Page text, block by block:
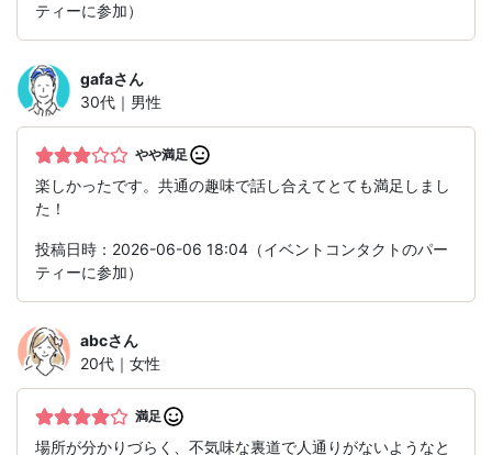
ティーに参加）
gafaさん
30代｜男性
やや満足
楽しかったです。共通の趣味で話し合えてとても満足しまし
た！
投稿日時：2026-06-06 18:04（イベントコンタクトのパー
ティーに参加）
abcさん
20代｜女性
満足
場所が分かりづらく、不気味な裏道で人通りがないようなと